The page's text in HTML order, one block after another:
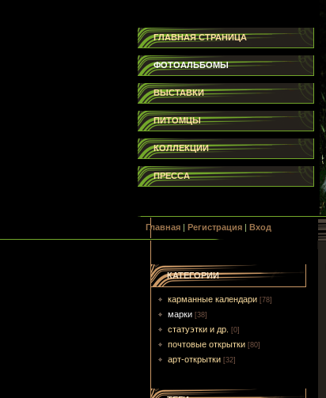
ГЛАВНАЯ СТРАНИЦА
ФОТОАЛЬБОМЫ
ВЫСТАВКИ
ПИТОМЦЫ
КОЛЛЕКЦИИ
ПРЕССА
Главная| Регистрация| Вход
КАТЕГОРИИ
карманные календари [78]
марки [38]
статуэтки и др. [0]
почтовые открытки [80]
арт-открытки [32]